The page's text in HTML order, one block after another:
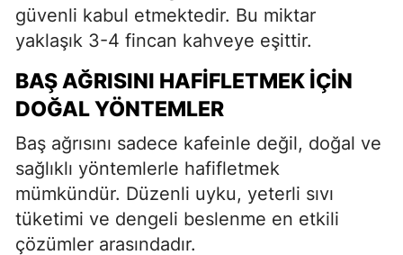
güvenli kabul etmektedir. Bu miktar
yaklaşık 3-4 fincan kahveye eşittir.
BAŞ AĞRISINI HAFIFLETMEK İÇIN
DOĞAL YÖNTEMLER
Baş ağrısını sadece kafeinle değil, doğal ve
sağlıklı yöntemlerle hafifletmek
mümkündür. Düzenli uyku, yeterli sıvı
tüketimi ve dengeli beslenme en etkili
çözümler arasındadır.